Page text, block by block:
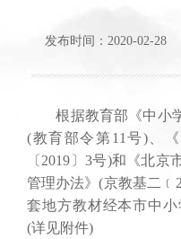
发布时间：2020-02-28
根据教育部《中小学
(教育部令第11号)、
〔2019〕3号)和《北
管理办法》(京教基二
套地方教材经本市中小
(详见附件)